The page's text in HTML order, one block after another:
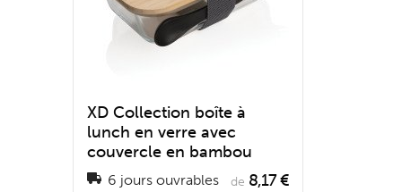
XD Collection boîte à
lunch en verre avec
couvercle en bambou
6 jours ouvrables de 8,17 €